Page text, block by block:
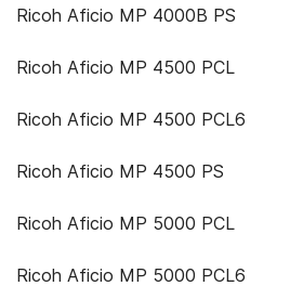
Ricoh Aficio MP 4000B PS
Ricoh Aficio MP 4500 PCL
Ricoh Aficio MP 4500 PCL6
Ricoh Aficio MP 4500 PS
Ricoh Aficio MP 5000 PCL
Ricoh Aficio MP 5000 PCL6